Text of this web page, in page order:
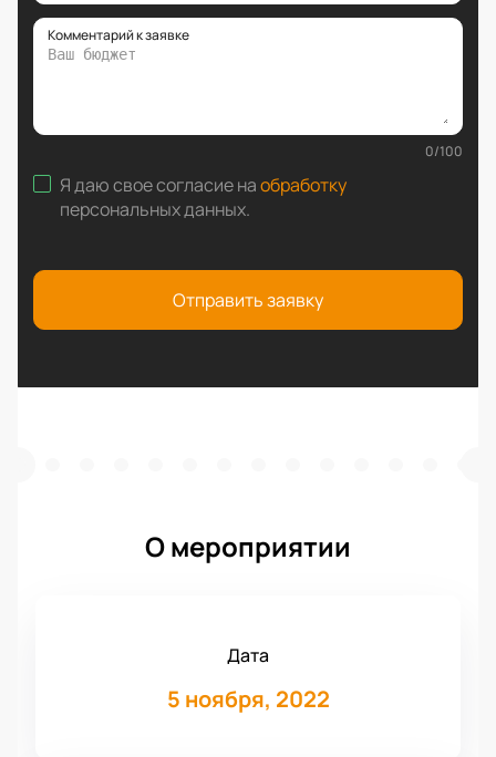
Комментарий к заявке
0/100
Я даю свое согласие наобработку
персональных данных.
Отправить заявку
О мероприятии
Дата
5 ноября, 2022